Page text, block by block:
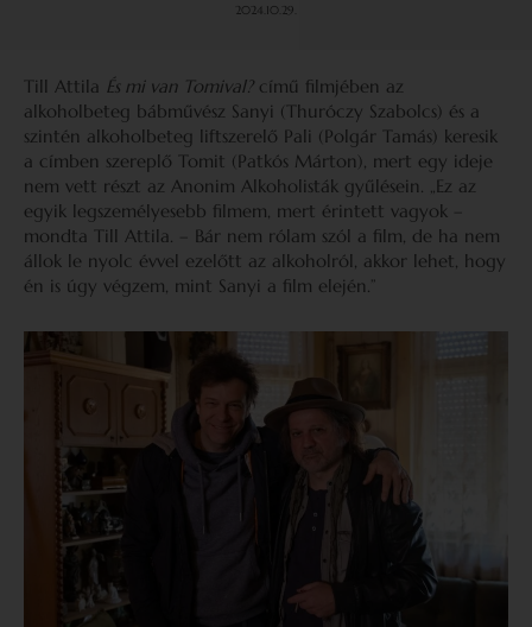
2024.10.29.
Till Attila És mi van Tomival?című filmjében az
alkoholbeteg bábművész Sanyi (Thuróczy Szabolcs) és a
szintén alkoholbeteg liftszerelő Pali (Polgár Tamás) keresik
a címben szereplő Tomit (Patkós Márton), mert egy ideje
nem vett részt az Anonim Alkoholisták gyűlésein. „Ez az
egyik legszemélyesebb filmem, mert érintett vagyok –
mondta Till Attila. – Bár nem rólam szól a film, de ha nem
állok le nyolc évvel ezelőtt az alkoholról, akkor lehet, hogy
én is úgy végzem, mint Sanyi a film elején.”